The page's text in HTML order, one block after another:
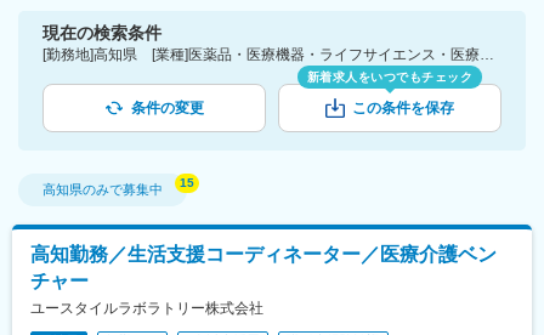
現在の検索条件
[勤務地]高知県 [業種]医薬品・医療機器・ライフサイエンス・医療系サービス [こだわり条件ピックアップ]学歴不問 [詳細条件](募集・採用情報)学歴不問
条件の変更
新着求人をいつでもチェック
この条件を保存
高知県のみで募集中
高知勤務／生活支援コーディネーター／医療介護ベン
チャー
ユースタイルラボラトリー株式会社